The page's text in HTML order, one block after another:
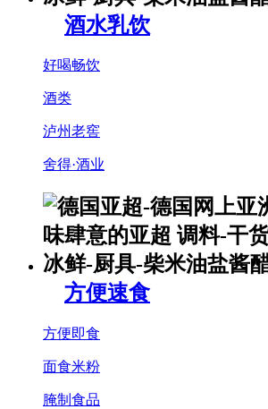
酒水乳饮
好喝畅饮
酒类
泸州老窖
舍得·酒业
方便速食
方便即食
面食米粉
腌制食品